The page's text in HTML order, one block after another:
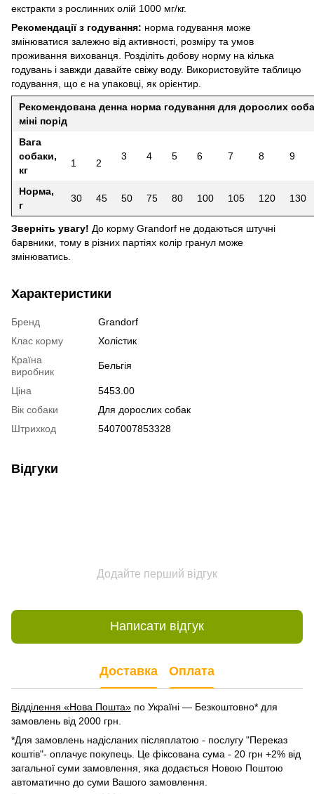
екстракти з рослинних олій 1000 мг/кг.
Рекомендації з годування: норма годування може
змінюватися залежно від активності, розміру та умов
проживання вихованця. Розділіть добову норму на кілька
годувань і завжди давайте свіжу воду. Використовуйте таблицю
годування, що є на упаковці, як орієнтир.
Рекомендована денна норма годування для дорослих
міні порід
Вага
собаки,
кг
1 2
3 4 5 6 7 8 9
Норма,
г
30 45 50 75 80 100 105 120 130
Зверніть увагу! До корму Grandorf не додаються штучні
барвники, тому в різних партіях колір гранул може
змінюватись.
Характеристики
Бренд
Grandorf
Клас корму
Холістик
Країна
виробник
Бельгія
Ціна
5453.00
Вік собаки
Для дорослих собак
Штрихкод
5407007853328
Відгуки
Додайте перший відгук
Написати відгук
Доставка Оплата
Відділення «Нова Пошта» по Україні — Безкоштовно* для
замовлень від 2000 грн.
*Для замовлень надісланих післяплатою - послугу "Переказ
коштів"- оплачує покупець. Це фіксована сума - 20 грн +2% від
загальної суми замовлення, яка додається Новою Поштою
автоматично до суми Вашого замовлення.